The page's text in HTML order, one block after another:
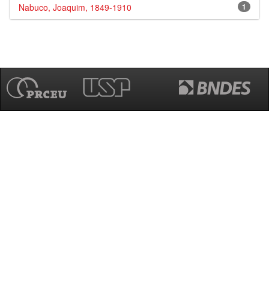
1
Nabuco, Joaquim, 1849-1910